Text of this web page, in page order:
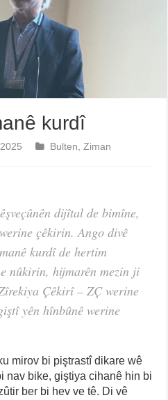
kurdî
Bulten,Ziman
dijîtal de bimîne,
çêkirin. Ango divê
kurdî de hertim
nûkirin, hijmarên mezin ji
Çêkirî – ZÇ werine
yên hînbûnê werine
mirov bi piştrastî dikare wê
nav bike, giştiya cihanê hin bi
ber bi hev ve tê. Di vê